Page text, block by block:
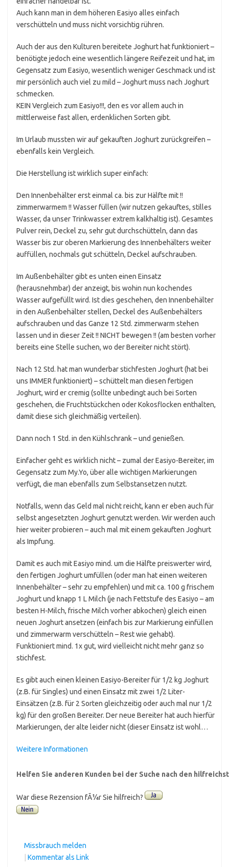
Auch kann man in dem höheren Easiyo alles einfach
verschütteln und muss nicht vorsichtig rühren.
Auch der aus den Kulturen bereitete Joghurt hat funktioniert –
benötigte jedoch eine wesentlich längere Reifezeit und hat, im
Gegensatz zum Easiyo, wesentlich weniger Geschmack und ist
mir persönlich auch viel zu mild – Joghurt muss nach Joghurt
schmecken.
KEIN Vergleich zum Easiyo!!!, den es vor allem auch in
mittlerweise fast allen, erdenklichen Sorten gibt.
Im Urlaub mussten wir auf gekauften Joghurt zurückgreifen –
ebenfalls kein Vergleich.
Die Herstellung ist wirklich super einfach:
Den Innenbehälter erst einmal ca. bis zur Hälfte mit !!
zimmerwarmem !! Wasser füllen (wir nutzen gekauftes, stilles
Wasser, da unser Trinkwasser extrem kalkhaltig ist). Gesamtes
Pulver rein, Deckel zu, sehr gut durchschütteln, dann das
Wasser bis zur oberen Markierung des Innenbehälters weiter
auffüllen, nochmals gut schütteln, Deckel aufschrauben.
Im Außenbehälter gibt es unten einen Einsatz
(herausnehmbar) der anzeigt, bis wohin nun kochendes
Wasser aufgefüllt wird. Ist dies geschehen, den Innenbehälter
in den Außenbehälter stellen, Deckel des Außenbehälters
aufschrauben und das Ganze 12 Std. zimmerwarm stehen
lassen und in dieser Zeit !! NICHT bewegen !! (am besten vorher
bereits eine Stelle suchen, wo der Bereiter nicht stört).
Nach 12 Std. hat man wunderbar stichfesten Joghurt (hat bei
uns IMMER funktioniert) – schüttelt man diesen fertigen
Joghurt, wird er cremig (sollte unbedingt auch bei Sorten
geschehen, die Fruchtstückchen oder Kokosflocken enthalten,
damit diese sich gleichmäßig verteilen).
Dann noch 1 Std. in den Kühlschrank – und genießen.
Einfacher geht es wirklich nicht – zumal der Easiyo-Bereiter, im
Gegensatz zum My.Yo, über alle wichtigen Markierungen
verfügt, die man ebenfalls zum Selbstansetzen nutzt.
Notfalls, wenn das Geld mal nicht reicht, kann er eben auch für
selbst angesetzten Joghurt genutzt werden. Wir werden auch
hier weiter probieren – auch mal mit einem gekauften Joghurt
als Impfung.
Damit es auch mit Easiyo mind. um die Hälfte preiswerter wird,
den fertigen Joghurt umfüllen (oder man hat einen weiteren
Innenbehälter – sehr zu empfehlen) und mit ca. 100 g frischem
Joghurt und knapp 1 L Milch (je nach Fettstufe des Easiyo – am
besten H-Milch, frische Milch vorher abkochen) gleich einen
neuen Joghurt ansetzen (einfach bis zur Markierung einfüllen
und zimmerwarm verschütteln – Rest wie gehabt).
Funktioniert mind. 1x gut, wird vielleicht nicht mehr ganz so
stichfest.
Es gibt auch einen kleinen Easiyo-Bereiter für 1/2 kg Joghurt
(z.B. für Singles) und einen Einsatz mit zwei 1/2 Liter-
Einsätzen (z.B. für 2 Sorten gleichzeitig oder auch mal nur 1/2
kg) für den großen Bereiter. Der neue Bereiter hat auch hierfür
Markierungen, der alte leider nicht (dieser Einsatz ist wohl…
Weitere Informationen
Helfen Sie anderen Kunden bei der Suche nach den
War diese Rezension fÃ¼r Sie hilfreich?
Missbrauch melden
Kommentar als Link